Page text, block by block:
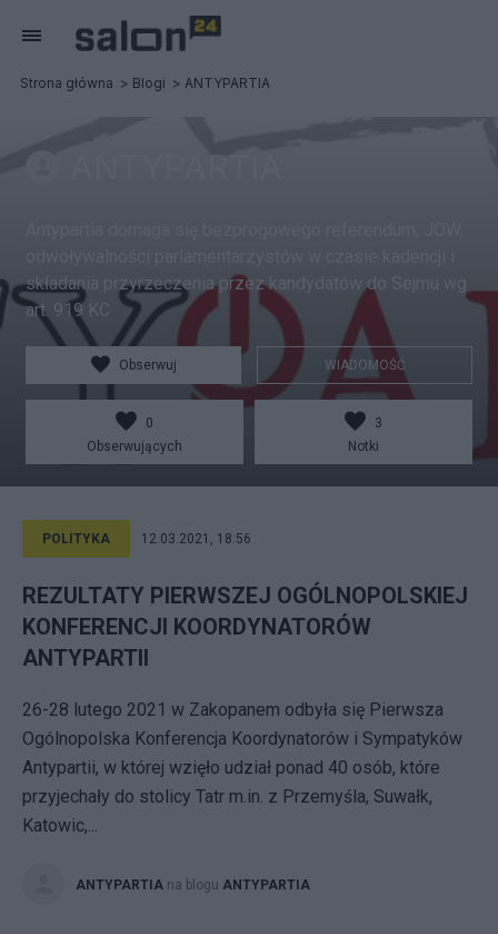
Strona główna Blogi ANTYPARTIA
składania przyrzeczenia przez kandydatów do Sejmu wg
art. 919 KC
Obserwuj WIADOMOŚĆ
0
Obserwujących
3
Notki
POLITYKA 12.03.2021, 18:56
REZULTATY PIERWSZEJ OGÓLNOPOLSKIEJ
KONFERENCJI KOORDYNATORÓW
ANTYPARTII
26-28 lutego 2021 w Zakopanem odbyła się Pierwsza
Ogólnopolska Konferencja Koordynatorów i Sympatyków
Antypartii, w której wzięło udział ponad 40 osób, które
przyjechały do stolicy Tatr m.in. z Przemyśla, Suwałk,
Katowic,...
ANTYPARTIA na blogu ANTYPARTIA